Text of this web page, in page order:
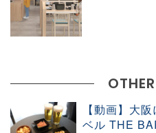
【動画】大
ベル THE